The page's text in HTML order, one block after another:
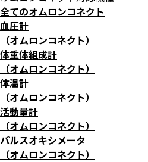
全てのオムロンコネクト
血圧計
（オムロンコネクト）
体重体組成計
（オムロンコネクト）
体温計
（オムロンコネクト）
活動量計
（オムロンコネクト）
パルスオキシメータ
（オムロンコネクト）